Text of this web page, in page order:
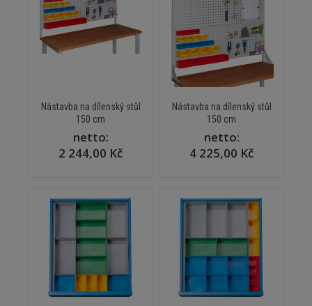
Nástavba na dílenský stůl
150 cm
netto:
2 244,00 Kč
Nástavba na dílenský stůl
150 cm
netto:
4 225,00 Kč